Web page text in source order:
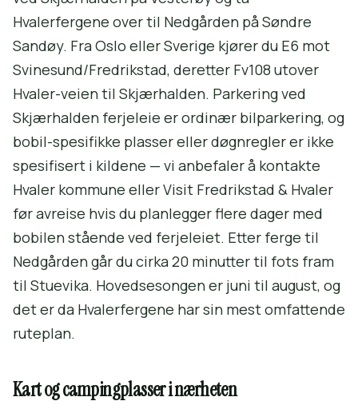
Hvalerfergene over til Nedgården på Søndre
Sandøy. Fra Oslo eller Sverige kjører du E6 mot
Svinesund/Fredrikstad, deretter Fv108 utover
Hvaler-veien til Skjærhalden. Parkering ved
Skjærhalden ferjeleie er ordinær bilparkering, og
bobil-spesifikke plasser eller døgnregler er ikke
spesifisert i kildene — vi anbefaler å kontakte
Hvaler kommune eller Visit Fredrikstad & Hvaler
før avreise hvis du planlegger flere dager med
bobilen stående ved ferjeleiet. Etter ferge til
Nedgården går du cirka 20 minutter til fots fram
til Stuevika. Hovedsesongen er juni til august, og
det er da Hvalerfergene har sin mest omfattende
ruteplan.
Kart og campingplasser i nærheten